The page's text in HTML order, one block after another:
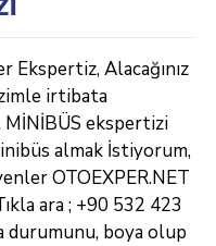
Alacağınız
irtibata
MİNİBÜS ekspertizi
almak İstiyorum,
OTOEXPER.NET
ara ; +90 532 423
durumunu, boya olup